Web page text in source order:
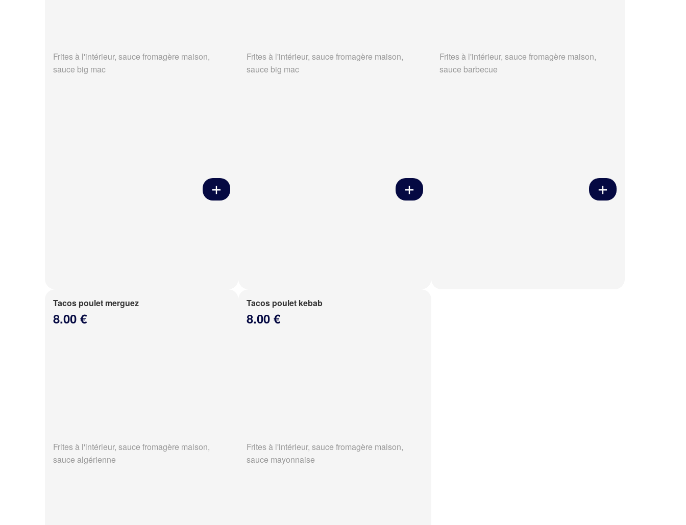
Frites à l'intérieur, sauce fromagère maison,
sauce big mac
Frites à l'intérieur, sauce fromagère maison,
sauce big mac
Frites à l'intérieur, sauce fromagère maison,
sauce barbecue
Tacos poulet merguez
8.00 €
Frites à l'intérieur, sauce fromagère maison,
sauce algérienne
Tacos poulet kebab
8.00 €
Frites à l'intérieur, sauce fromagère maison,
sauce mayonnaise